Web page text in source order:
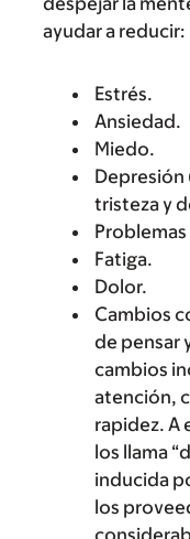
ayudar a reducir:
Estrés.
Ansiedad.
Miedo.
tristeza y
Fatiga.
Dolor.
Cambios
de pensar
cambios
atención,
rapidez. A
los llama
inducida
los